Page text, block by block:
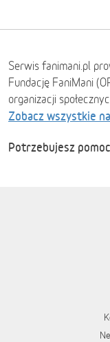
Serwis fanimani.pl
Fundację FaniMani
organizacji
Zobacz wszystkie
Potrzebujesz